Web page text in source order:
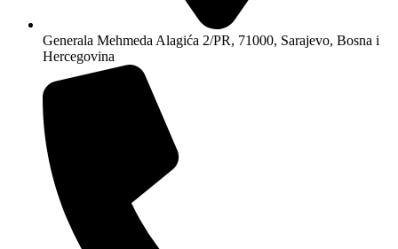
Generala Mehmeda Alagića 2/PR, 71000, Sarajevo, Bosna i
Hercegovina